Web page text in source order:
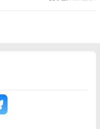
、モテすぎて業
ぶべきもの」を見つける物語。
てまたモテすぎてるけど、今度
悠真は、 転生した高校時代を経
である藤崎颯斗と共に。 だ
は、ふたりの関係を少しずつ揺
ど、誰にも言っていない」 その